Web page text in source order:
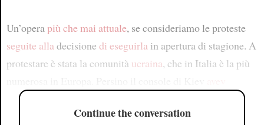
Un’operapiù che mai attuale, se consideriamo le proteste
seguite alladecisionedi eseguirlain apertura di stagione. A
protestare è stata la comunità ucraina, che in Italia è la più
Continue the conversation